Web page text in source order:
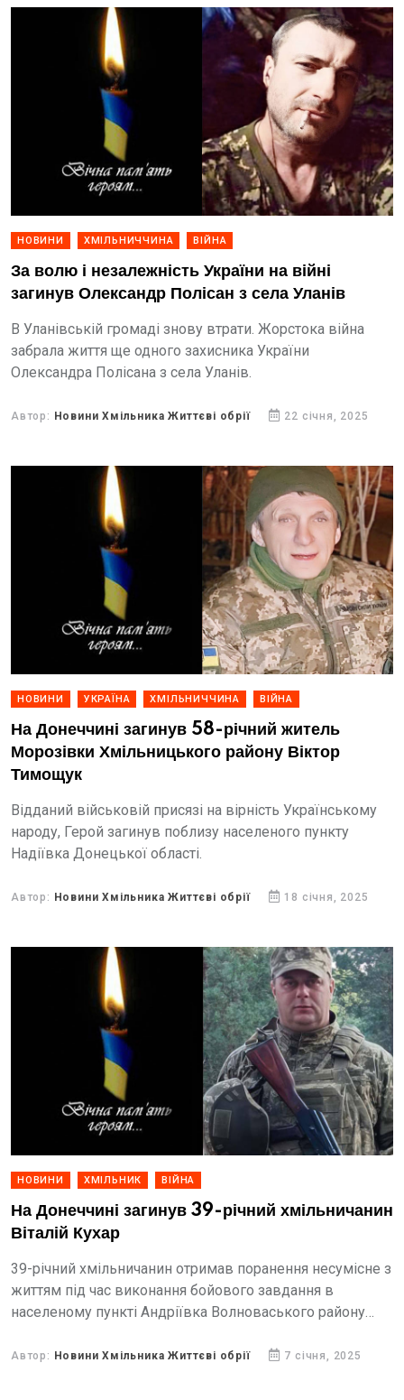
НОВИНИ ХМІЛЬНИЧЧИНА ВІЙНА
За волю і незалежність України на війні
загинув Олександр Полісан з села Уланів
В Уланівській громаді знову втрати. Жорстока війна
забрала життя ще одного захисника України
Олександра Полісана з села Уланів.
Автор: Новини Хмільника Життєві обрії 22 січня, 2025
НОВИНИ УКРАЇНА ХМІЛЬНИЧЧИНА ВІЙНА
На Донеччині загинув 58-річний житель
Морозівки Хмільницького району Віктор
Тимощук
Відданий військовій присязі на вірність Українському
народу, Герой загинув поблизу населеного пункту
Надіївка Донецької області.
Автор: Новини Хмільника Життєві обрії 18 січня, 2025
НОВИНИ ХМІЛЬНИК ВІЙНА
На Донеччині загинув 39-річний хмільничанин
Віталій Кухар
39-річний хмільничанин отримав поранення несумісне з
життям під час виконання бойового завдання в
населеному пункті Андріївка Волноваського району
Автор: Новини Хмільника Життєві обрії 7 січня, 2025